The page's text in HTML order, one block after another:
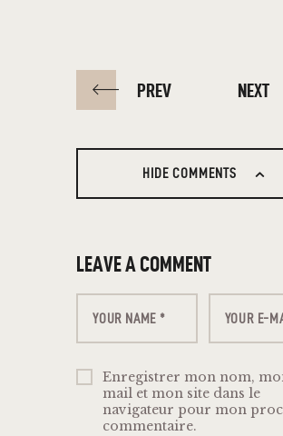
PREV NEXT
HIDE COMMENTS
LEAVE A COMMENT
Enregistrer mon nom,
mail et mon site dans le
navigateur pour mon
commentaire.